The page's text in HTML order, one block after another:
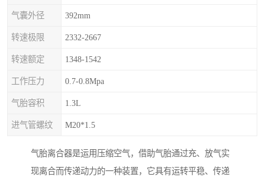
气囊外径 392mm
转速极限 2332-2667
转速额定 1348-1542
工作压力 0.7-0.8Mpa
气胎容积 1.3L
进气管螺纹 M20*1.5
气胎离合器是运用压缩空气，借助气胎通过充、放气实
现离合而传递动力的一种装置，它具有运转平稳、传递